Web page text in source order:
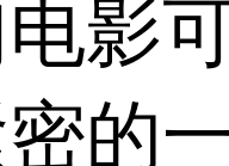
可
的